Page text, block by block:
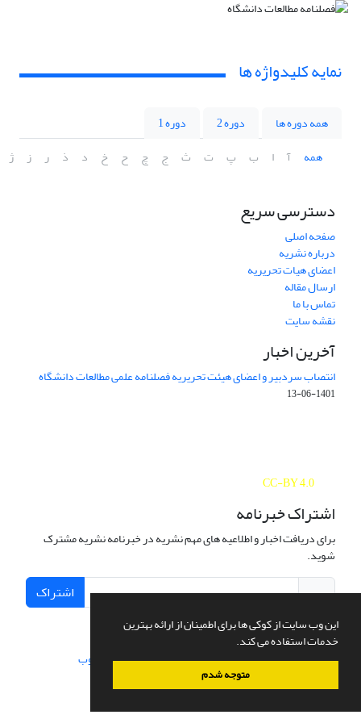
این وب سایت از کوکی ها برای اطمینان از ارائه بهترین
خدمات استفاده می کند.
متوجه شدم
نمایه کلیدواژه ها
همه دوره ها دوره 2
دوره 1
همه
آ ا ب پ ت ث ج چ ح خ د ذ ر ز ژ
دسترسی سریع
صفحه اصلی
درباره نشریه
اعضای هیات تحریریه
ارسال مقاله
تماس با ما
نقشه سایت
آخرین اخبار
انتصاب سردبیر و اعضای هیئت تحریریه فصلنامه علمی مطالعات دانشگاه
1401-06-13
CC-BY 4.0
اشتراک خبرنامه
برای دریافت اخبار و اطلاعیه های مهم نشریه در خبرنامه نشریه مشترک
شوید.
اشتراک
سامانه مدیریت نشریات علمی.طراحی و پیاده سازی از سیناوب